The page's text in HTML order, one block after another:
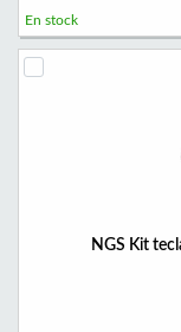
En stock
NGS Kit